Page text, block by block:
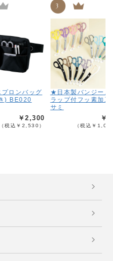
ロンバッグ
) BE020
￥2,300
（税込￥2,530）
3
★日本製バンジース
ラップ付フッ素加工
サミ
￥
（税込￥